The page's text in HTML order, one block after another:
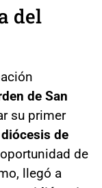
del
de San
su primer
de
de
llegó a